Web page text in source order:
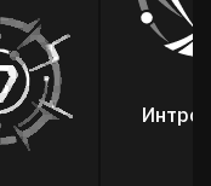
Интро